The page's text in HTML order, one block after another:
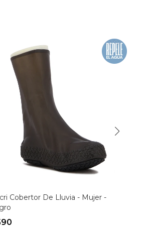
Cobertor De Lluvia - Mujer -